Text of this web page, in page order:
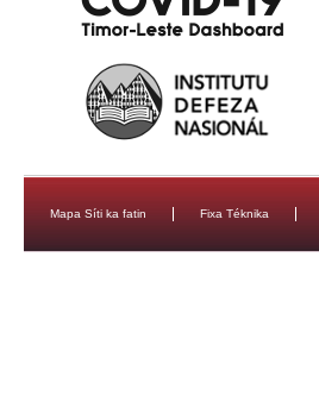
Mapa Síti ka fatin Fixa Téknika